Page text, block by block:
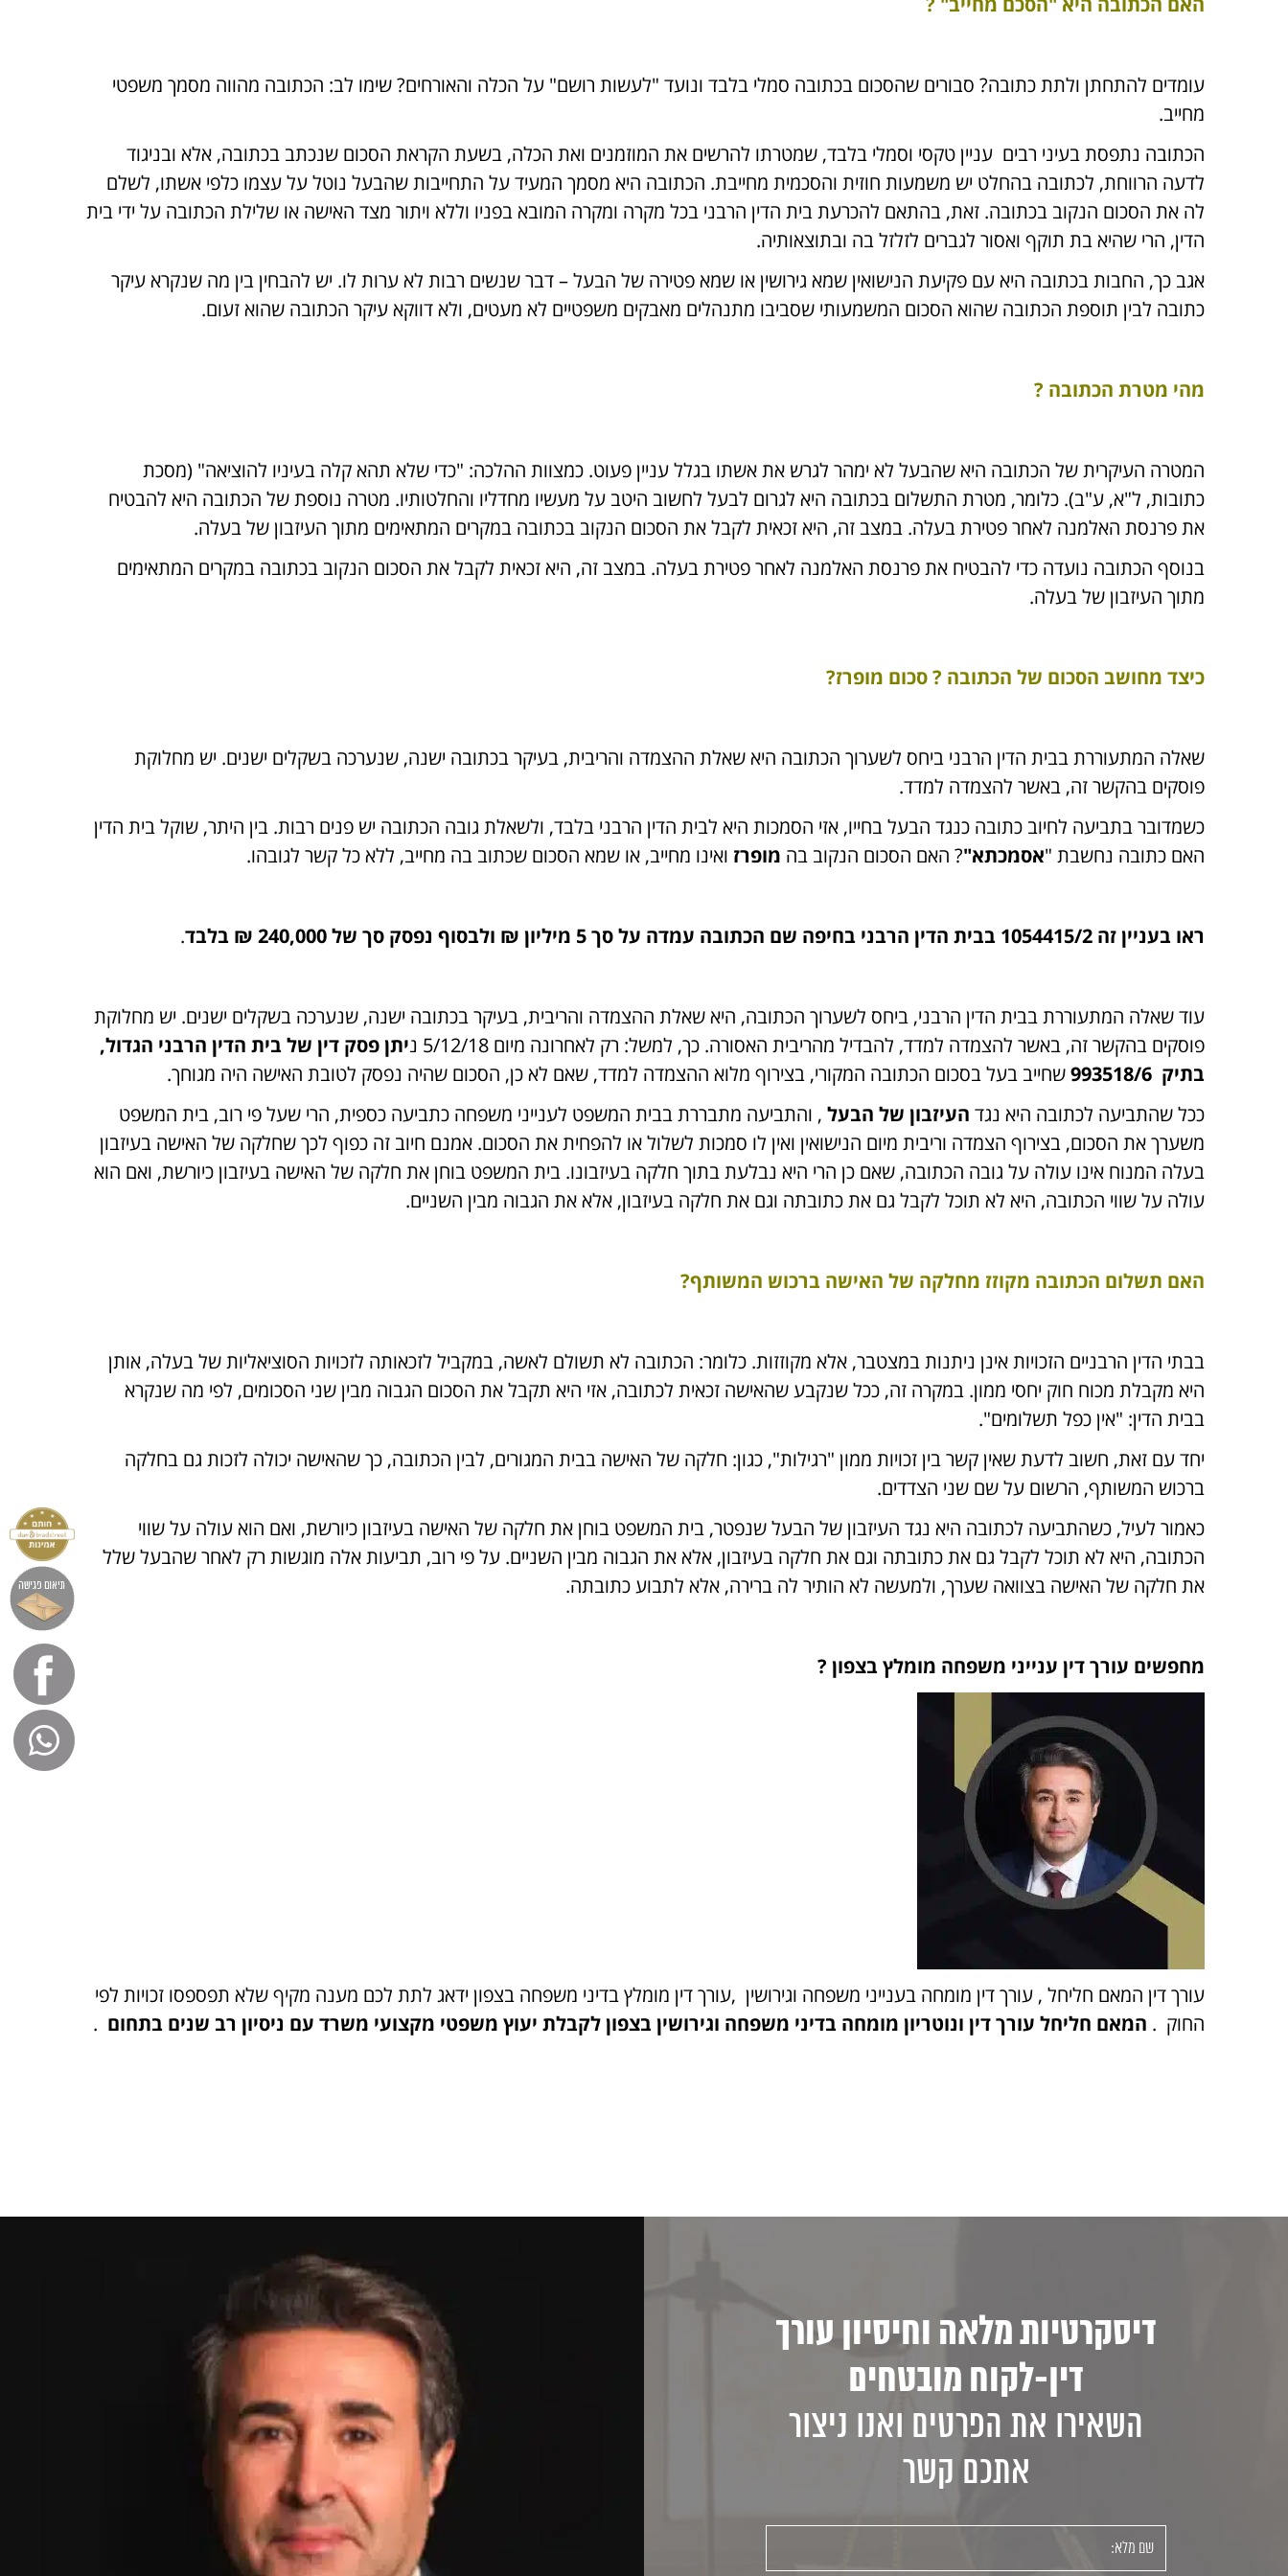
עומדים להתחתן ולתת כתובה? סבורים שהסכום בכתובה סמלי בלבד ונועד "לעשות רושם" על הכלה והאורחים? שימו לב: הכתובה מהווה מסמך משפטי
מחייב.
הכתובה נתפסת בעיני רבים עניין טקסי וסמלי בלבד, שמטרתו להרשים את המוזמנים ואת הכלה, בשעת הקראת הסכום שנכתב בכתובה, אלא ובניגוד
לדעה הרווחת, לכתובה בהחלט יש משמעות חוזית והסכמית מחייבת. הכתובה היא מסמך המעיד על התחייבות שהבעל נוטל על עצמו כלפי אשתו, לשלם
לה את הסכום הנקוב בכתובה. זאת, בהתאם להכרעת בית הדין הרבני בכל מקרה ומקרה המובא בפניו וללא ויתור מצד האישה או שלילת הכתובה על ידי בית
הדין, הרי שהיא בת תוקף ואסור לגברים לזלזל בה ובתוצאותיה.
אגב כך, החבות בכתובה היא עם פקיעת הנישואין שמא גירושין או שמא פטירה של הבעל – דבר שנשים רבות לא ערות לו. יש להבחין בין מה שנקרא עיקר
כתובה לבין תוספת הכתובה שהוא הסכום המשמעותי שסביבו מתנהלים מאבקים משפטיים לא מעטים, ולא דווקא עיקר הכתובה שהוא זעום.
מהי מטרת הכתובה ?
המטרה העיקרית של הכתובה היא שהבעל לא ימהר לגרש את אשתו בגלל עניין פעוט. כמצוות ההלכה: "כדי שלא תהא קלה בעיניו להוציאה" (מסכת
כתובות, ל"א, ע"ב). כלומר, מטרת התשלום בכתובה היא לגרום לבעל לחשוב היטב על מעשיו מחדליו והחלטותיו. מטרה נוספת של הכתובה היא להבטיח
את פרנסת האלמנה לאחר פטירת בעלה. במצב זה, היא זכאית לקבל את הסכום הנקוב בכתובה במקרים המתאימים מתוך העיזבון של בעלה.
בנוסף הכתובה נועדה כדי להבטיח את פרנסת האלמנה לאחר פטירת בעלה. במצב זה, היא זכאית לקבל את הסכום הנקוב בכתובה במקרים המתאימים
מתוך העיזבון של בעלה.
כיצד מחושב הסכום של הכתובה ? סכום מופרז?
שאלה המתעוררת בבית הדין הרבני ביחס לשערוך הכתובה היא שאלת ההצמדה והריבית, בעיקר בכתובה ישנה, שנערכה בשקלים ישנים. יש מחלוקת
פוסקים בהקשר זה, באשר להצמדה למדד.
כשמדובר בתביעה לחיוב כתובה כנגד הבעל בחייו, אזי הסמכות היא לבית הדין הרבני בלבד, ולשאלת גובה הכתובה יש פנים רבות. בין היתר, שוקל בית הדין
האם כתובה נחשבת "אסמכתא"? האם הסכום הנקוב בה מופרז ואינו מחייב, או שמא הסכום שכתוב בה מחייב, ללא כל קשר לגובהו.
ראו בעניין זה 1054415/2 בבית הדין הרבני בחיפה שם הכתובה עמדה על סך 5 מיליון ₪ ולבסוף נפסק סך של 240,000 ₪ בלבד .
עוד שאלה המתעוררת בבית הדין הרבני, ביחס לשערוך הכתובה, היא שאלת ההצמדה והריבית, בעיקר בכתובה ישנה, שנערכה בשקלים ישנים. יש מחלוקת
פוסקים בהקשר זה, באשר להצמדה למדד, להבדיל מהריבית האסורה. כך, למשל: רק לאחרונה מיום 5/12/18 נ
יתן פסק דין של בית הדין הרבני הגדול,
בתיק ‏ 993518/6
שחייב בעל בסכום הכתובה המקורי, בצירוף מלוא ההצמדה למדד, שאם לא כן, הסכום שהיה נפסק לטובת האישה היה מגוחך.
ככל שהתביעה לכתובה היא נגד העיזבון של הבעל , והתביעה מתבררת בבית המשפט לענייני משפחה כתביעה כספית, הרי שעל פי רוב, בית המשפט
משערך את הסכום, בצירוף הצמדה וריבית מיום הנישואין ואין לו סמכות לשלול או להפחית את הסכום. אמנם חיוב זה כפוף לכך שחלקה של האישה בעיזבון
בעלה המנוח אינו עולה על גובה הכתובה, שאם כן הרי היא נבלעת בתוך חלקה בעיזבונו. בית המשפט בוחן את חלקה של האישה בעיזבון כיורשת, ואם הוא
עולה על שווי הכתובה, היא לא תוכל לקבל גם את כתובתה וגם את חלקה בעיזבון, אלא את הגבוה מבין השניים.
האם תשלום הכתובה מקוזז מחלקה של האישה ברכוש המשותף?
בבתי הדין הרבניים הזכויות אינן ניתנות במצטבר, אלא מקוזזות. כלומר: הכתובה לא תשולם לאשה, במקביל לזכאותה לזכויות הסוציאליות של בעלה, אותן
היא מקבלת מכוח חוק יחסי ממון. במקרה זה, ככל שנקבע שהאישה זכאית לכתובה, אזי היא תקבל את הסכום הגבוה מבין שני הסכומים, לפי מה שנקרא
בבית הדין: "אין כפל תשלומים".
יחד עם זאת, חשוב לדעת שאין קשר בין זכויות ממון "רגילות", כגון: חלקה של האישה בבית המגורים, לבין הכתובה, כך שהאישה יכולה לזכות גם בחלקה
ברכוש המשותף, הרשום על שם שני הצדדים.
כאמור לעיל, כשהתביעה לכתובה היא נגד העיזבון של הבעל שנפטר, בית המשפט בוחן את חלקה של האישה בעיזבון כיורשת, ואם הוא עולה על שווי
הכתובה, היא לא תוכל לקבל גם את כתובתה וגם את חלקה בעיזבון, אלא את הגבוה מבין השניים. על פי רוב, תביעות אלה מוגשות רק לאחר שהבעל שלל
את חלקה של האישה בצוואה שערך, ולמעשה לא הותיר לה ברירה, אלא לתבוע כתובתה.
מחפשים עורך דין ענייני משפחה מומלץ בצפון ?
עורך דין המאם חליחל , עורך דין מומחה בענייני משפחה וגירושין ,עורך דין מומלץ בדיני משפחה בצפון ידאג לתת לכם מענה מקיף שלא תפספסו זכויות לפי
החוק . המאם חליחל עורך דין ונוטריון מומחה בדיני משפחה וגירושין בצפון לקבלת יעוץ משפטי מקצועי משרד עם ניסיון רב שנים בתחום .
דיסקרטיות מלאה וחיסיון עורך
דין-לקוח מובטחים
השאירו את הפרטים ואנו ניצור
אתכם קשר